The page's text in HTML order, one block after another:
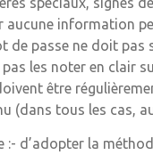
aucune information
de passe ne doit
les noter en clair
être
(dans tous les cas,
:- d’adopter la